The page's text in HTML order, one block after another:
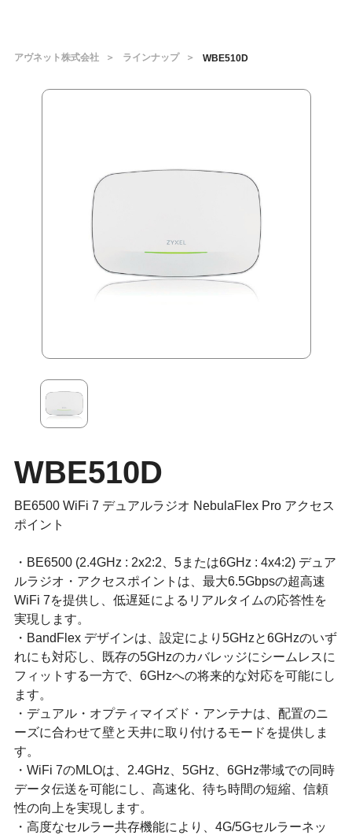
アヴネット株式会社 ラインナップ WBE510D
WBE510D
BE6500 WiFi 7 デュアルラジオ NebulaFlex Pro アクセス
ポイント
・BE6500 (2.4GHz : 2x2:2、5または6GHz : 4x4:2) デュア
ルラジオ・アクセスポイントは、最⼤6.5Gbpsの超⾼速
WiFi 7を提供し、低遅延によるリアルタイムの応答性を
実現します。
・BandFlex デザインは、設定により5GHzと6GHzのいず
れにも対応し、既存の5GHzのカバレッジにシームレスに
フィットする⼀⽅で、6GHzへの将来的な対応を可能にし
ます。
・デュアル・オプティマイズド・アンテナは、配置のニ
ーズに合わせて壁と天井に取り付けるモードを提供しま
す。
・WiFi 7のMLOは、2.4GHz、5GHz、6GHz帯域での同時
データ伝送を可能にし、⾼速化、待ち時間の短縮、信頼
性の向上を実現します。
・⾼度なセルラー共存機能により、4G/5Gセルラーネッ